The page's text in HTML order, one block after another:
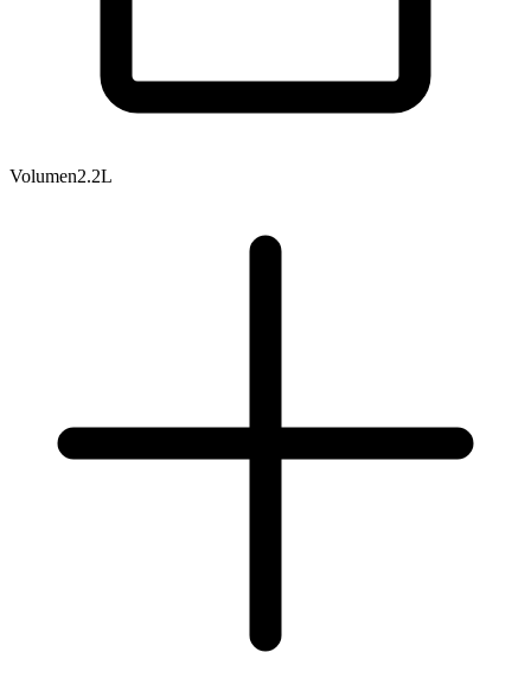
Volumen2.2L